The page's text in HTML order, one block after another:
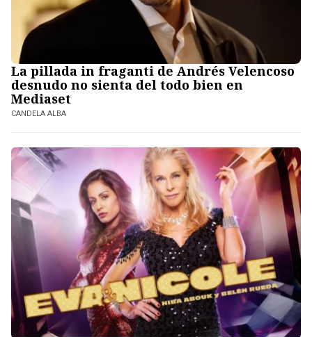
La pillada in fraganti de Andrés Velencoso
desnudo no sienta del todo bien en
Mediaset
CANDELA ALBA